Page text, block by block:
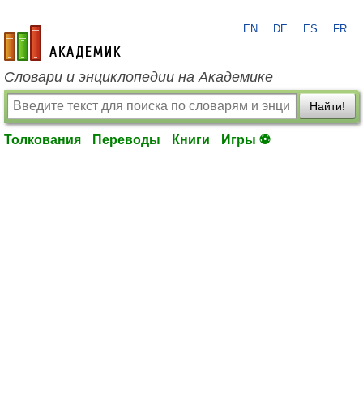
academic.ru
EN DE ES FR
Словари и энциклопедии на Академике
Найти!
Толкования Переводы Книги Игры ⚽